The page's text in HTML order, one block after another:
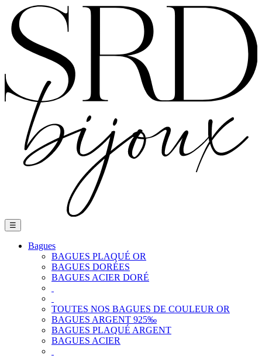
Basculer
la
navigation
☰
Bagues
BAGUES PLAQUÉ OR
BAGUES DORÉES
BAGUES ACIER DORÉ
TOUTES NOS BAGUES DE COULEUR OR
BAGUES ARGENT 925‰
BAGUES PLAQUÉ ARGENT
BAGUES ACIER